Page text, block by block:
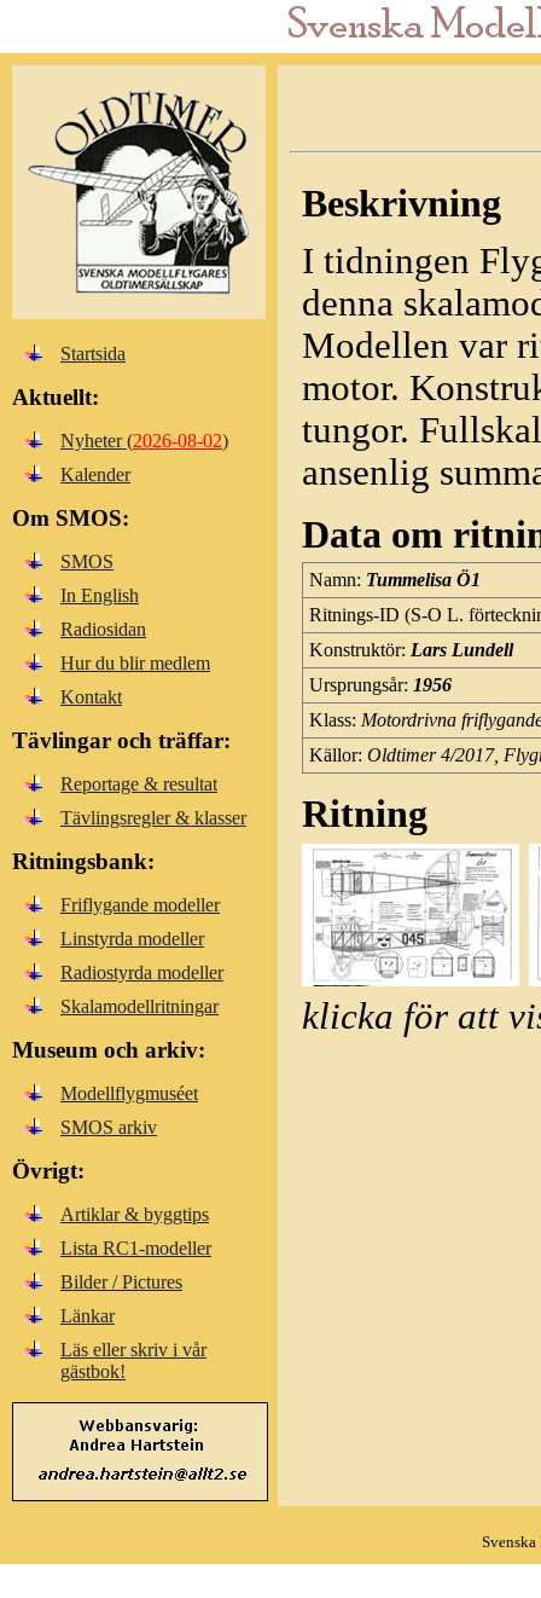
Beskrivning
I tidningen
denna
Modellen var
motor.
tungor.
ansenlig
Data om
Namn: Tummelisa Ö1
Ritnings-ID (S-O L.
Konstruktör: Lars Lundell
Ursprungsår: 1956
Klass: Motordrivna
Källor: Oldtimer 4/2017,
Ritning
klicka för att
Startsida
Aktuellt:
Nyheter (2026-08-02)
Kalender
Om SMOS:
SMOS
In English
Radiosidan
Hur du blir medlem
Kontakt
Tävlingar och träffar:
Reportage & resultat
Tävlingsregler & klasser
Ritningsbank:
Friflygande modeller
Linstyrda modeller
Radiostyrda modeller
Skalamodellritningar
Museum och arkiv:
Modellflygmuséet
SMOS arkiv
Övrigt:
Artiklar & byggtips
Lista RC1-modeller
Bilder / Pictures
Länkar
Läs eller skriv i vår
gästbok!